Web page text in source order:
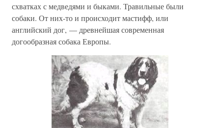
схватках с медведями и быками. Травильные были
собаки. От них-то и происходит мастифф, или
английский дог, — древнейшая современная
догообразная собака Европы.